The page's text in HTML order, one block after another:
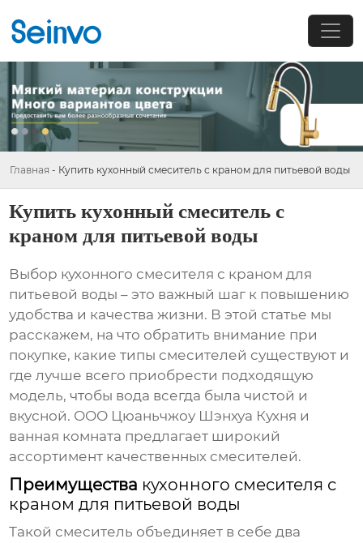
Главная - Купить кухонный смеситель с краном для питьевой воды
Купить кухонный смеситель с
краном для питьевой воды
Выбор кухонного смесителя с краном для
питьевой воды – это важный шаг к повышению
удобства и качества жизни. В этой статье мы
расскажем, на что обратить внимание при
покупке, какие типы смесителей существуют и
где лучше всего приобрести подходящую
модель, чтобы вода всегда была чистой и
вкусной. ООО Цюаньчжоу Шэнхуа Кухня и
ванная комната предлагает широкий
ассортимент качественных смесителей.
Преимущества кухонного смесителя с
краном для питьевой воды
Такой смеситель объединяет в себе два